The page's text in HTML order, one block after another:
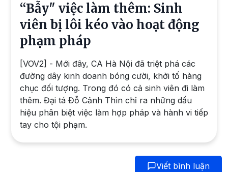
“Bẫy" việc làm thêm: Sinh
viên bị lôi kéo vào hoạt động
phạm pháp
[VOV2] - Mới đây, CA Hà Nội đã triệt phá các
đường dây kinh doanh bóng cười, khởi tố hàng
chục đối tượng. Trong đó có cả sinh viên đi làm
thêm. Đại tá Đỗ Cảnh Thìn chỉ ra những dấu
hiệu phân biệt việc làm hợp pháp và hành vi tiếp
tay cho tội phạm.
Viết bình luận